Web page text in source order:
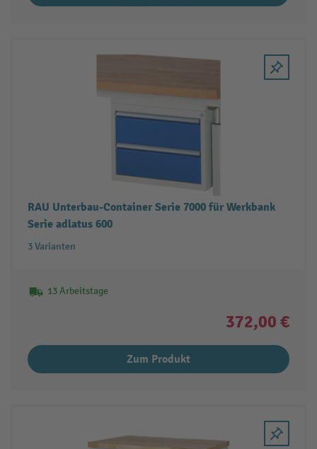
RAU Unterbau-Container Serie 7000 für Werkbank
Serie adlatus 600
3 Varianten
13 Arbeitstage
372,00 €
Zum Produkt